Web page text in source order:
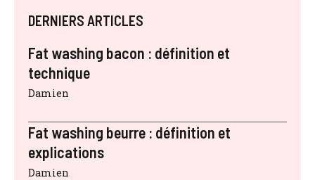
DERNIERS ARTICLES
Fat washing bacon : définition et
technique
Damien
Fat washing beurre : définition et
explications
Damien